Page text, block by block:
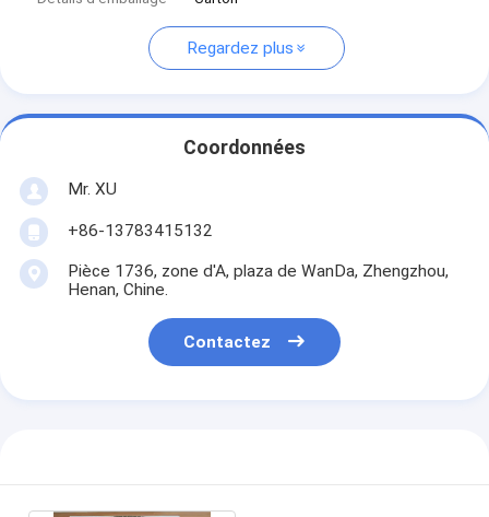
Regardez plus
Coordonnées
Mr. XU
+86-13783415132
Pièce 1736, zone d'A, plaza de WanDa, Zhengzhou,
Henan, Chine.
Contactez